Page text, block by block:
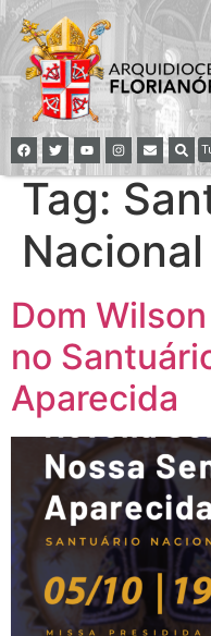
Tag:
Nacional
Dom
no
Aparecida